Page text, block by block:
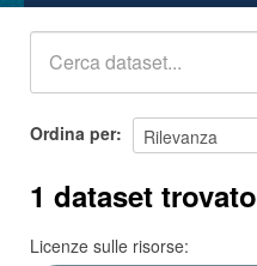
Ordina per
1 dataset trovato
Licenze sulle risorse: